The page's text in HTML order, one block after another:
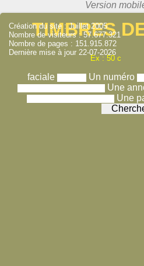
TIMBRES
Ex : 50 c
faciale Un numéro
Une
Une
Création du site : Juillet 2005
Nombre de visiteurs : 57.677.321
Nombre de pages : 151.915.872
Dernière mise à jour 22-07-2026